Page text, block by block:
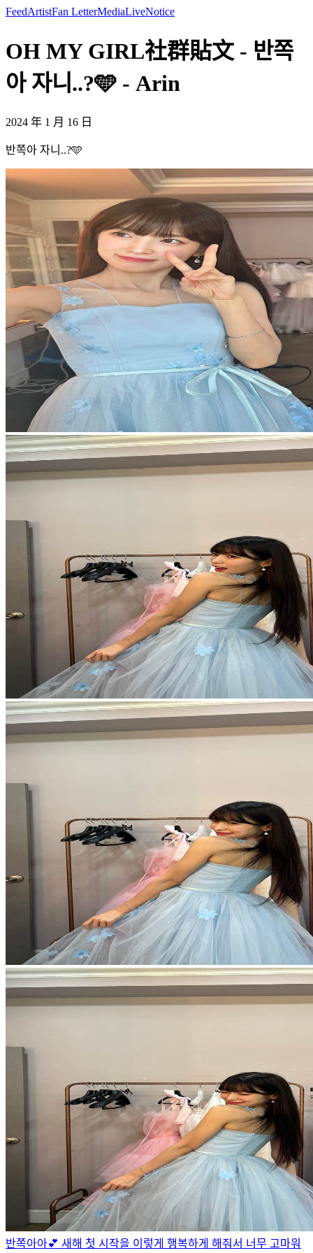
FeedArtistFan LetterMediaLiveNotice
OH MY GIRL社群貼文 - 반쪽
아 자니..?🩵 - Arin
2024 年 1 月 16 日
반쪽아 자니..?🩵
반쪽아아💕 새해 첫 시작을 이렇게 행복하게 해줘서 너무 고마워